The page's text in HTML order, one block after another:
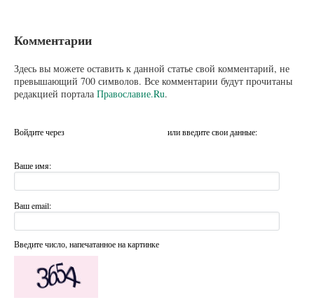
Комментарии
Здесь вы можете оставить к данной статье свой комментарий, не
превышающий 700 символов. Все комментарии будут прочитаны
редакцией портала Православие.Ru.
Войдите через или введите свои данные:
Ваше имя:
Ваш email:
Введите число, напечатанное на картинке